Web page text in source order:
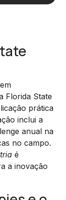
Florida State
prática
inclui a
anual na
no campo.
é
a inovação